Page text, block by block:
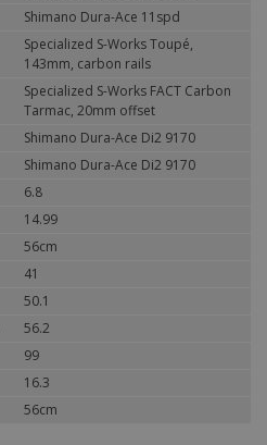
Shimano Dura-Ace 11spd
Specialized S-Works Toupé,
143mm, carbon rails
Specialized S-Works FACT Carbon
Tarmac, 20mm offset
Shimano Dura-Ace Di2 9170
Shimano Dura-Ace Di2 9170
6.8
14.99
56cm
41
50.1
56.2
99
16.3
56cm